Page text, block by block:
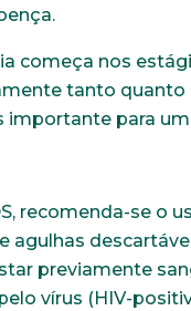
começa nos
tanto quanto
importante para
recomenda-se o
agulhas
previamente
vírus (HIV-